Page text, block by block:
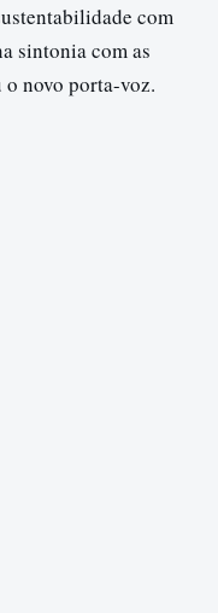
com
sintonia com as
o novo porta-voz.